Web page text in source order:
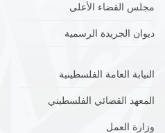
مجلس القضاء الأعلى
ديوان الجريدة الرسمية
النيابة العامة الفلسطينية
المعهد القضائي الفلسطيني
وزارة العمل